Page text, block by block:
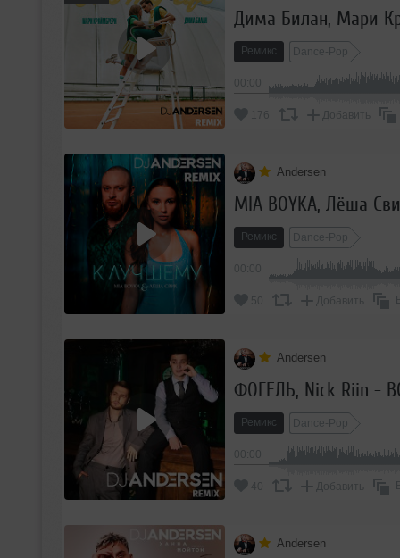
Дима Билан, Мари
Ремикс Dance-Pop
176 Добавить
Andersen
MIA BOYKA, Лёша
Ремикс Dance-Pop
50 Добавить
Andersen
ФОГЕЛЬ, Nick Riin -
Ремикс Dance-Pop
Добавить
Andersen